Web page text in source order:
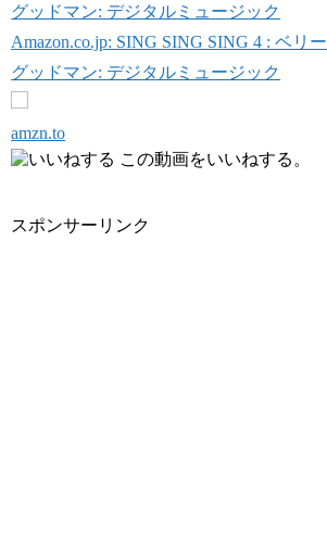
グッドマン: デジタルミュージック
Amazon.co.jp: SING SING SING 4 : ベリー
グッドマン: デジタルミュージック
amzn.to
この動画をいいねする。
スポンサーリンク